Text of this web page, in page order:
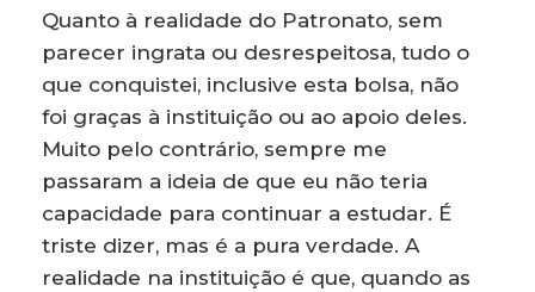
Quanto à realidade do Patronato, sem
parecer ingrata ou desrespeitosa, tudo o
que conquistei, inclusive esta bolsa, não
foi graças à instituição ou ao apoio deles.
Muito pelo contrário, sempre me
passaram a ideia de que eu não teria
capacidade para continuar a estudar. É
triste dizer, mas é a pura verdade. A
realidade na instituição é que, quando as